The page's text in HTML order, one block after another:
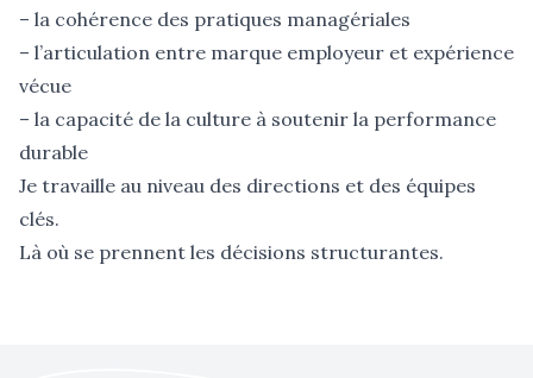
– la cohérence des pratiques managériales
– l’articulation entre marque employeur et expérience
vécue
– la capacité de la culture à soutenir la performance
durable
Je travaille au niveau des directions et des équipes
clés.
Là où se prennent les décisions structurantes.